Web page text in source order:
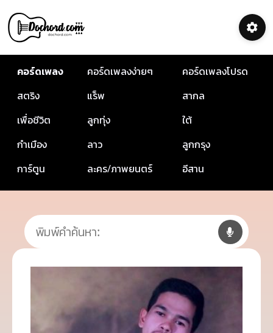
คอร์ดเพลง คอร์ดเพลงง่ายๆ
คอร์ดเพลงโปรด
สตริง
แร็พ
สากล
เพื่อชีวิต
ลูกทุ่ง
ใต้
กำเมือง
ลาว
ลูกกรุง
การ์ตูน
ละคร/ภาพยนตร์ อีสาน